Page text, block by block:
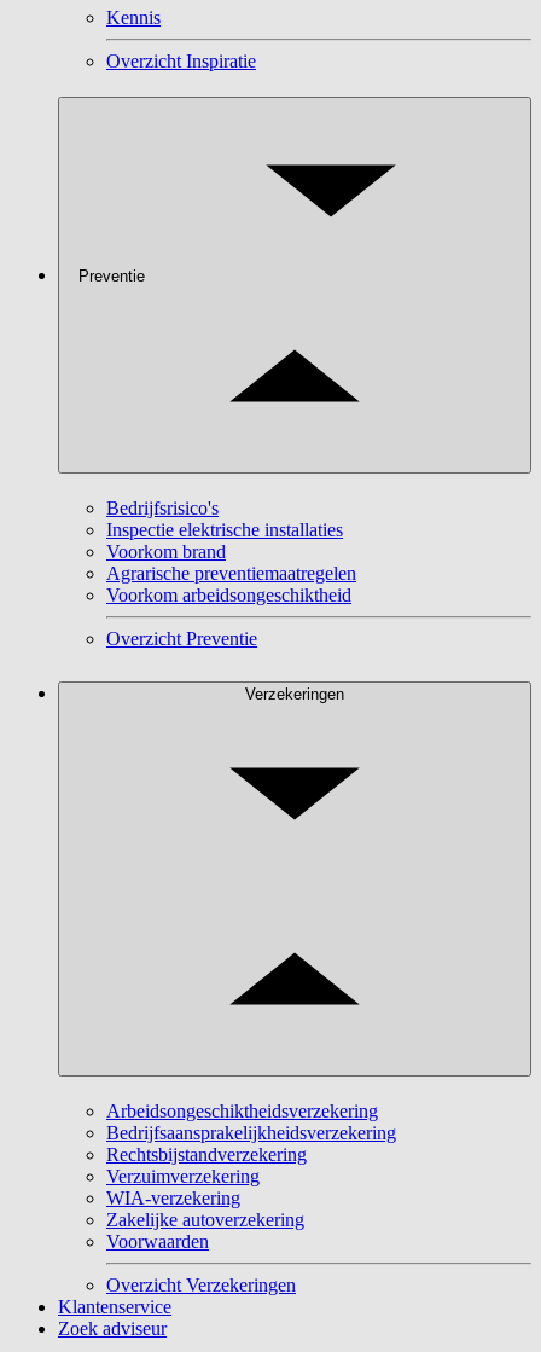
Kennis
Overzicht Inspiratie
Preventie
Bedrijfsrisico's
Inspectie elektrische installaties
Voorkom brand
Agrarische preventiemaatregelen
Voorkom arbeidsongeschiktheid
Overzicht Preventie
Verzekeringen
Arbeidsongeschiktheidsverzekering
Bedrijfsaansprakelijkheidsverzekering
Rechtsbijstandverzekering
Verzuimverzekering
WIA-verzekering
Zakelijke autoverzekering
Voorwaarden
Overzicht Verzekeringen
Klantenservice
Zoek adviseur